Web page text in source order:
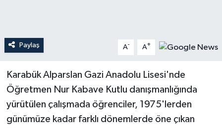
Paylaş A- A+
Karabük Alparslan Gazi Anadolu Lisesi'nde
Öğretmen Nur Kabave Kutlu danışmanlığında
yürütülen çalışmada öğrenciler, 1975'lerden
günümüze kadar farklı dönemlerde öne çıkan